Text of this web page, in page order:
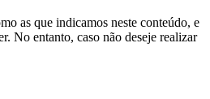
as que indicamos neste conteúdo, e
No entanto, caso não deseje realizar